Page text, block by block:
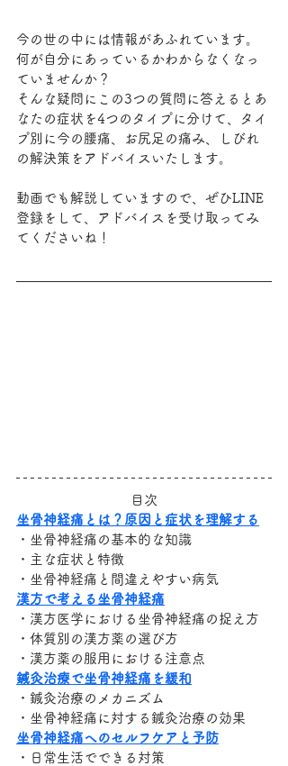
今の世の中には情報があふれています。
何が自分にあっているかわからなくなっ
ていませんか？
そんな疑問にこの3つの質問に答えるとあ
なたの症状を4つのタイプに分けて、タイ
プ別に今の腰痛、お尻足の痛み、しびれ
の解決策をアドバイスいたします。
動画でも解説していますので、ぜひLINE
登録をして、アドバイスを受け取ってみ
てくださいね！
目次
坐骨神経痛とは？原因と症状を理解する
・坐骨神経痛の基本的な知識
・主な症状と特徴
・坐骨神経痛と間違えやすい病気
漢方で考える坐骨神経痛
・漢方医学における坐骨神経痛の捉え方
・体質別の漢方薬の選び方
・漢方薬の服用における注意点
鍼灸治療で坐骨神経痛を緩和
・鍼灸治療のメカニズム
・坐骨神経痛に対する鍼灸治療の効果
坐骨神経痛へのセルフケアと予防
・日常生活でできる対策